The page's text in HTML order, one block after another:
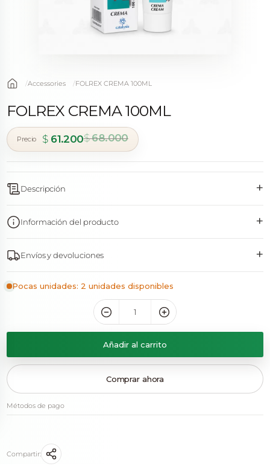
Accessories FOLREX CREMA 100ML
FOLREX CREMA 100ML
$68.000
El precio original era: $ 68.000.
$61.200El precio actual es: $ 61.200.
Descripción +
Información del producto +
Envíos y devoluciones +
Pocas unidades: 2 unidades disponibles
Añadir al carrito
Comprar ahora
Métodos de pago
Compartir: